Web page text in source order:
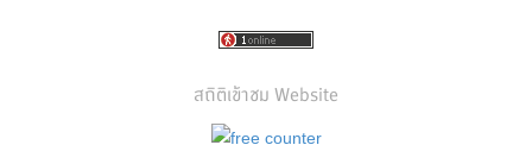
สถิติเข้าชม Website